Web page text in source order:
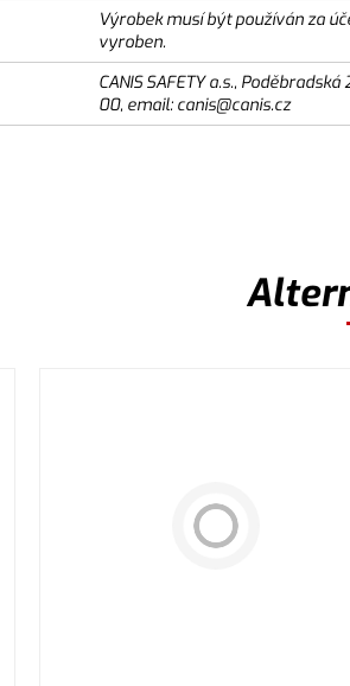
Výrobek musí být používán za
vyroben.
CANIS SAFETY a.s.,
00, email: canis@canis.cz